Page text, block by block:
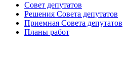
Совет депутатов
Решения Совета депутатов
Приемная Совета депутатов
Планы работ